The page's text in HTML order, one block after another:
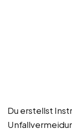
Du erstellst